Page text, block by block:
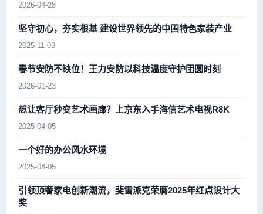
2026-04-28
坚守初心，夯实根基 建设世界领先的中国特色家装产业
2025-11-03
春节安防不缺位！王力安防以科技温度守护团圆时刻
2026-01-23
想让客厅秒变艺术画廊？上京东入手海信艺术电视R8K
2025-04-05
一个好的办公风水环境
2025-04-05
引领顶奢家电创新潮流，斐雪派克荣膺2025年红点设计大
奖